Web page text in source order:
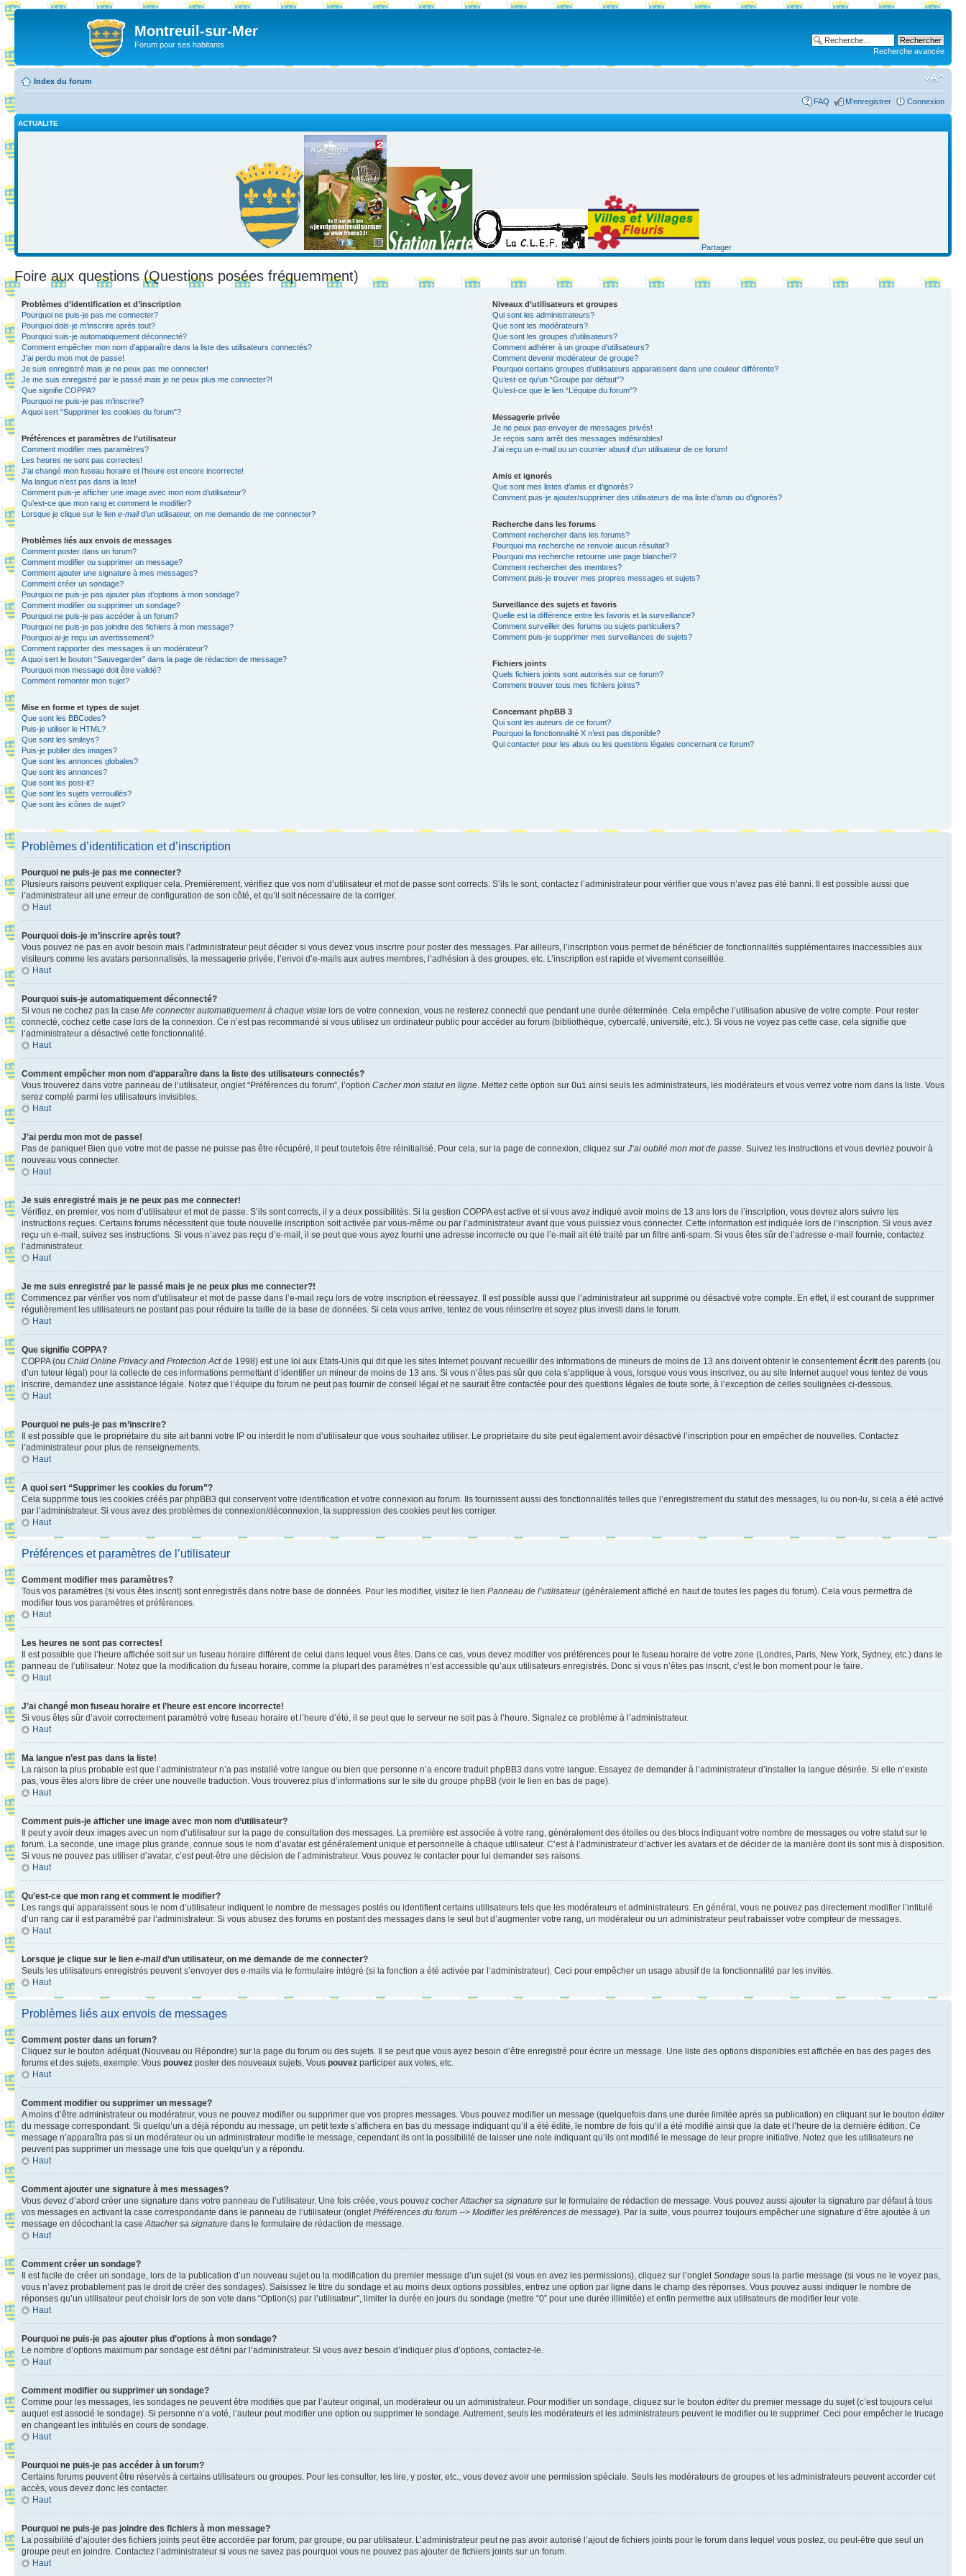
Montreuil-sur-Mer
Forum pour ses habitants
Recherche avancée
Index du forum
FAQ M’enregistrer Connexion
ACTUALITE
Partager
Foire aux questions (Questions posées fréquemment)
Problèmes d’identification et d’inscription
Pourquoi ne puis-je pas me connecter?
Pourquoi dois-je m’inscrire après tout?
Pourquoi suis-je automatiquement déconnecté?
Comment empêcher mon nom d’apparaître dans la liste des utilisateurs connectés?
J’ai perdu mon mot de passe!
Je suis enregistré mais je ne peux pas me connecter!
Je me suis enregistré par le passé mais je ne peux plus me connecter?!
Que signifie COPPA?
Pourquoi ne puis-je pas m’inscrire?
A quoi sert “Supprimer les cookies du forum”?
Préférences et paramètres de l’utilisateur
Comment modifier mes paramètres?
Les heures ne sont pas correctes!
J’ai changé mon fuseau horaire et l’heure est encore incorrecte!
Ma langue n’est pas dans la liste!
Comment puis-je afficher une image avec mon nom d’utilisateur?
Qu’est-ce que mon rang et comment le modifier?
Lorsque je clique sur le lien e-maild’un utilisateur, on me demande de me connecter?
Problèmes liés aux envois de messages
Comment poster dans un forum?
Comment modifier ou supprimer un message?
Comment ajouter une signature à mes messages?
Comment créer un sondage?
Pourquoi ne puis-je pas ajouter plus d’options à mon sondage?
Comment modifier ou supprimer un sondage?
Pourquoi ne puis-je pas accéder à un forum?
Pourquoi ne puis-je pas joindre des fichiers à mon message?
Pourquoi ai-je reçu un avertissement?
Comment rapporter des messages à un modérateur?
A quoi sert le bouton “Sauvegarder” dans la page de rédaction de message?
Pourquoi mon message doit être validé?
Comment remonter mon sujet?
Mise en forme et types de sujet
Que sont les BBCodes?
Puis-je utiliser le HTML?
Que sont les smileys?
Puis-je publier des images?
Que sont les annonces globales?
Que sont les annonces?
Que sont les post-it?
Que sont les sujets verrouillés?
Que sont les icônes de sujet?
Niveaux d’utilisateurs et groupes
Qui sont les administrateurs?
Que sont les modérateurs?
Que sont les groupes d’utilisateurs?
Comment adhérer à un groupe d’utilisateurs?
Comment devenir modérateur de groupe?
Pourquoi certains groupes d’utilisateurs apparaissent dans une couleur différente?
Qu’est-ce qu’un “Groupe par défaut”?
Qu’est-ce que le lien “L’équipe du forum”?
Messagerie privée
Je ne peux pas envoyer de messages privés!
Je reçois sans arrêt des messages indésirables!
J’ai reçu un e-mail ou un courrier abusif d’un utilisateur de ce forum!
Amis et ignorés
Que sont mes listes d’amis et d’ignorés?
Comment puis-je ajouter/supprimer des utilisateurs de ma liste d’amis ou d’ignorés?
Recherche dans les forums
Comment rechercher dans les forums?
Pourquoi ma recherche ne renvoie aucun résultat?
Pourquoi ma recherche retourne une page blanche!?
Comment rechercher des membres?
Comment puis-je trouver mes propres messages et sujets?
Surveillance des sujets et favoris
Quelle est la différence entre les favoris et la surveillance?
Comment surveiller des forums ou sujets particuliers?
Comment puis-je supprimer mes surveillances de sujets?
Fichiers joints
Quels fichiers joints sont autorisés sur ce forum?
Comment trouver tous mes fichiers joints?
Concernant phpBB 3
Qui sont les auteurs de ce forum?
Pourquoi la fonctionnalité X n’est pas disponible?
Qui contacter pour les abus ou les questions légales concernant ce forum?
Problèmes d’identification et d’inscription
Pourquoi ne puis-je pas me connecter?
Plusieurs raisons peuvent expliquer cela. Premièrement, vérifiez que vos nom d’utilisateur et mot de passe sont corrects. S’ils le sont, contactez l’administrateur pour vérifier que vous n’avez pas été banni. Il est possible aussi que
l’administrateur ait une erreur de configuration de son côté, et qu’il soit nécessaire de la corriger.
Haut
Pourquoi dois-je m’inscrire après tout?
Vous pouvez ne pas en avoir besoin mais l’administrateur peut décider si vous devez vous inscrire pour poster des messages. Par ailleurs, l’inscription vous permet de bénéficier de fonctionnalités supplémentaires inaccessibles aux
visiteurs comme les avatars personnalisés, la messagerie privée, l’envoi d’e-mails aux autres membres, l’adhésion à des groupes, etc. L’inscription est rapide et vivement conseillée.
Haut
Pourquoi suis-je automatiquement déconnecté?
Si vous ne cochez pas la case Me connecter automatiquement à chaque visite lors de votre connexion, vous ne resterez connecté que pendant une durée déterminée. Cela empêche l’utilisation abusive de votre compte. Pour rester
connecté, cochez cette case lors de la connexion. Ce n’est pas recommandé si vous utilisez un ordinateur public pour accéder au forum (bibliothèque, cybercafé, université, etc.). Si vous ne voyez pas cette case, cela signifie que
l’administrateur a désactivé cette fonctionnalité.
Haut
Comment empêcher mon nom d’apparaître dans la liste des utilisateurs connectés?
Vous trouverez dans votre panneau de l’utilisateur, onglet “Préférences du forum”, l’option Cacher mon statut en ligne . Mettez cette option sur Oui ainsi seuls les administrateurs, les modérateurs et vous verrez votre nom dans la liste. Vous
serez compté parmi les utilisateurs invisibles.
Haut
J’ai perdu mon mot de passe!
Pas de panique! Bien que votre mot de passe ne puisse pas être récupéré, il peut toutefois être réinitialisé. Pour cela, sur la page de connexion, cliquez sur J’ai oublié mon mot de passe . Suivez les instructions et vous devriez pouvoir à
nouveau vous connecter.
Haut
Je suis enregistré mais je ne peux pas me connecter!
Vérifiez, en premier, vos nom d’utilisateur et mot de passe. S’ils sont corrects, il y a deux possibilités. Si la gestion COPPA est active et si vous avez indiqué avoir moins de 13 ans lors de l’inscription, vous devrez alors suivre les
instructions reçues. Certains forums nécessitent que toute nouvelle inscription soit activée par vous-même ou par l’administrateur avant que vous puissiez vous connecter. Cette information est indiquée lors de l’inscription. Si vous avez
reçu un e-mail, suivez ses instructions. Si vous n’avez pas reçu d’e-mail, il se peut que vous ayez fourni une adresse incorrecte ou que l’e-mail ait été traité par un filtre anti-spam. Si vous êtes sûr de l’adresse e-mail fournie, contactez
l’administrateur.
Haut
Je me suis enregistré par le passé mais je ne peux plus me connecter?!
Commencez par vérifier vos nom d’utilisateur et mot de passe dans l’e-mail reçu lors de votre inscription et réessayez. Il est possible aussi que l’administrateur ait supprimé ou désactivé votre compte. En effet, il est courant de supprimer
régulièrement les utilisateurs ne postant pas pour réduire la taille de la base de données. Si cela vous arrive, tentez de vous réinscrire et soyez plus investi dans le forum.
Haut
Que signifie COPPA?
COPPA (ou Child Online Privacy and Protection Actde 1998) est une loi aux Etats-Unis qui dit que les sites Internet pouvant recueillir des informations de mineurs de moins de 13 ans doivent obtenir le consentement écrit des parents (ou
d’un tuteur légal) pour la collecte de ces informations permettant d’identifier un mineur de moins de 13 ans. Si vous n’êtes pas sûr que cela s’applique à vous, lorsque vous vous inscrivez, ou au site Internet auquel vous tentez de vous
inscrire, demandez une assistance légale. Notez que l’équipe du forum ne peut pas fournir de conseil légal et ne saurait être contactée pour des questions légales de toute sorte, à l’exception de celles soulignées ci-dessous.
Haut
Pourquoi ne puis-je pas m’inscrire?
Il est possible que le propriétaire du site ait banni votre IP ou interdit le nom d’utilisateur que vous souhaitez utiliser. Le propriétaire du site peut également avoir désactivé l’inscription pour en empêcher de nouvelles. Contactez
l’administrateur pour plus de renseignements.
Haut
A quoi sert “Supprimer les cookies du forum”?
Cela supprime tous les cookies créés par phpBB3 qui conservent votre identification et votre connexion au forum. Ils fournissent aussi des fonctionnalités telles que l’enregistrement du statut des messages, lu ou non-lu, si cela a été activé
par l’administrateur. Si vous avez des problèmes de connexion/déconnexion, la suppression des cookies peut les corriger.
Haut
Préférences et paramètres de l’utilisateur
Comment modifier mes paramètres?
Tous vos paramètres (si vous êtes inscrit) sont enregistrés dans notre base de données. Pour les modifier, visitez le lien Panneau de l’utilisateur(généralement affiché en haut de toutes les pages du forum). Cela vous permettra de
modifier tous vos paramètres et préférences.
Haut
Les heures ne sont pas correctes!
Il est possible que l’heure affichée soit sur un fuseau horaire différent de celui dans lequel vous êtes. Dans ce cas, vous devez modifier vos préférences pour le fuseau horaire de votre zone (Londres, Paris, New York, Sydney, etc.) dans le
panneau de l’utilisateur. Notez que la modification du fuseau horaire, comme la plupart des paramètres n’est accessible qu’aux utilisateurs enregistrés. Donc si vous n’êtes pas inscrit, c’est le bon moment pour le faire.
Haut
J’ai changé mon fuseau horaire et l’heure est encore incorrecte!
Si vous êtes sûr d’avoir correctement paramétré votre fuseau horaire et l’heure d’été, il se peut que le serveur ne soit pas à l’heure. Signalez ce problème à l’administrateur.
Haut
Ma langue n’est pas dans la liste!
La raison la plus probable est que l’administrateur n’a pas installé votre langue ou bien que personne n’a encore traduit phpBB3 dans votre langue. Essayez de demander à l’administrateur d’installer la langue désirée. Si elle n’existe
pas, vous êtes alors libre de créer une nouvelle traduction. Vous trouverez plus d’informations sur le site du groupe phpBB (voir le lien en bas de page).
Haut
Comment puis-je afficher une image avec mon nom d’utilisateur?
Il peut y avoir deux images avec un nom d’utilisateur sur la page de consultation des messages. La première est associée à votre rang, généralement des étoiles ou des blocs indiquant votre nombre de messages ou votre statut sur le
forum. La seconde, une image plus grande, connue sous le nom d’avatar est généralement unique et personnelle à chaque utilisateur. C’est à l’administrateur d’activer les avatars et de décider de la manière dont ils sont mis à disposition.
Si vous ne pouvez pas utiliser d’avatar, c’est peut-être une décision de l’administrateur. Vous pouvez le contacter pour lui demander ses raisons.
Haut
Qu’est-ce que mon rang et comment le modifier?
Les rangs qui apparaissent sous le nom d’utilisateur indiquent le nombre de messages postés ou identifient certains utilisateurs tels que les modérateurs et administrateurs. En général, vous ne pouvez pas directement modifier l’intitulé
d’un rang car il est paramétré par l’administrateur. Si vous abusez des forums en postant des messages dans le seul but d’augmenter votre rang, un modérateur ou un administrateur peut rabaisser votre compteur de messages.
Haut
Lorsque je clique sur le lien e-maild’un utilisateur, on me demande de me connecter?
Seuls les utilisateurs enregistrés peuvent s’envoyer des e-mails via le formulaire intégré (si la fonction a été activée par l’administrateur). Ceci pour empêcher un usage abusif de la fonctionnalité par les invités.
Haut
Problèmes liés aux envois de messages
Comment poster dans un forum?
Cliquez sur le bouton adéquat (Nouveau ou Répondre) sur la page du forum ou des sujets. Il se peut que vous ayez besoin d’être enregistré pour écrire un message. Une liste des options disponibles est affichée en bas des pages des
forums et des sujets, exemple: Vous pouvez poster des nouveaux sujets, Vous pouvez participer aux votes, etc.
Haut
Comment modifier ou supprimer un message?
A moins d’être administrateur ou modérateur, vous ne pouvez modifier ou supprimer que vos propres messages. Vous pouvez modifier un message (quelquefois dans une durée limitée après sa publication) en cliquant sur le bouton éditer
du message correspondant. Si quelqu’un a déjà répondu au message, un petit texte s’affichera en bas du message indiquant qu’il a été édité, le nombre de fois qu’il a été modifié ainsi que la date et l’heure de la dernière édition. Ce
message n’apparaîtra pas si un modérateur ou un administrateur modifie le message, cependant ils ont la possibilité de laisser une note indiquant qu’ils ont modifié le message de leur propre initiative. Notez que les utilisateurs ne
peuvent pas supprimer un message une fois que quelqu’un y a répondu.
Haut
Comment ajouter une signature à mes messages?
Vous devez d’abord créer une signature dans votre panneau de l’utilisateur. Une fois créée, vous pouvez cocher Attacher sa signature sur le formulaire de rédaction de message. Vous pouvez aussi ajouter la signature par défaut à tous
vos messages en activant la case correspondante dans le panneau de l’utilisateur (onglet Préférences du forum --> Modifier les préférences de message). Par la suite, vous pourrez toujours empêcher une signature d’être ajoutée à un
message en décochant la case Attacher sa signature dans le formulaire de rédaction de message.
Haut
Comment créer un sondage?
Il est facile de créer un sondage, lors de la publication d’un nouveau sujet ou la modification du premier message d’un sujet (si vous en avez les permissions), cliquez sur l’onglet Sondage sous la partie message (si vous ne le voyez pas,
vous n’avez probablement pas le droit de créer des sondages). Saisissez le titre du sondage et au moins deux options possibles, entrez une option par ligne dans le champ des réponses. Vous pouvez aussi indiquer le nombre de
réponses qu’un utilisateur peut choisir lors de son vote dans “Option(s) par l’utilisateur”, limiter la durée en jours du sondage (mettre “0” pour une durée illimitée) et enfin permettre aux utilisateurs de modifier leur vote.
Haut
Pourquoi ne puis-je pas ajouter plus d’options à mon sondage?
Le nombre d’options maximum par sondage est défini par l’administrateur. Si vous avez besoin d’indiquer plus d’options, contactez-le.
Haut
Comment modifier ou supprimer un sondage?
Comme pour les messages, les sondages ne peuvent être modifiés que par l’auteur original, un modérateur ou un administrateur. Pour modifier un sondage, cliquez sur le bouton éditerdu premier message du sujet (c’est toujours celui
auquel est associé le sondage). Si personne n’a voté, l’auteur peut modifier une option ou supprimer le sondage. Autrement, seuls les modérateurs et les administrateurs peuvent le modifier ou le supprimer. Ceci pour empêcher le trucage
en changeant les intitulés en cours de sondage.
Haut
Pourquoi ne puis-je pas accéder à un forum?
Certains forums peuvent être réservés à certains utilisateurs ou groupes. Pour les consulter, les lire, y poster, etc., vous devez avoir une permission spéciale. Seuls les modérateurs de groupes et les administrateurs peuvent accorder cet
accès, vous devez donc les contacter.
Haut
Pourquoi ne puis-je pas joindre des fichiers à mon message?
La possibilité d’ajouter des fichiers joints peut être accordée par forum, par groupe, ou par utilisateur. L’administrateur peut ne pas avoir autorisé l’ajout de fichiers joints pour le forum dans lequel vous postez, ou peut-être que seul un
groupe peut en joindre. Contactez l’administrateur si vous ne savez pas pourquoi vous ne pouvez pas ajouter de fichiers joints sur un forum.
Haut